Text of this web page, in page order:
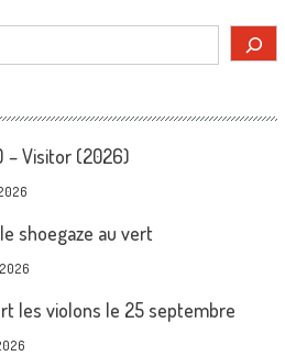
– Visitor (2026)
le shoegaze au vert
les violons le 25 septembre